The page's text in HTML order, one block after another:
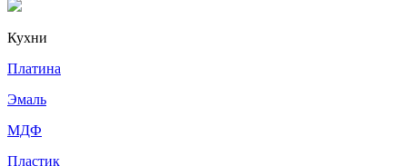
Кухни
Платина
Эмаль
МДФ
Пластик